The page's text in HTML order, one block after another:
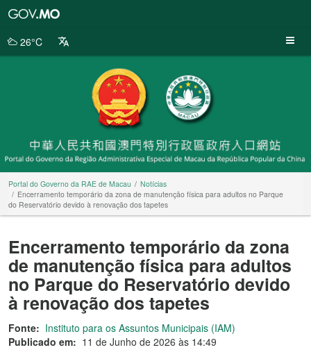
da
26°C
Portal do Governo da RAE de Macau
Notícias
Encerramento temporário da zona de manutenção física para adultos no Parque
do Reservatório devido à renovação dos tapetes
Encerramento temporário da zona
de manutenção física para adultos
no Parque do Reservatório devido
à renovação dos tapetes
Fonte: Instituto para os Assuntos Municipais (IAM)
Publicado em: 11 de Junho de 2026 às 14:49